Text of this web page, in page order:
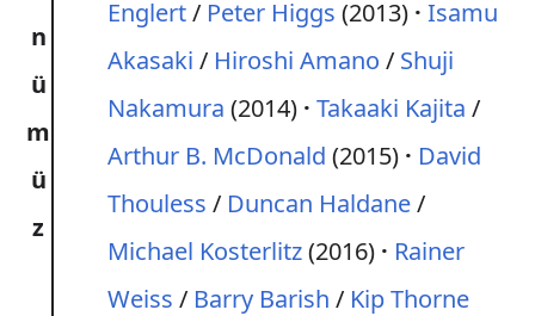
n
ü
m
ü
z
Englert/ Peter Higgs (2013) Isamu
Akasaki / Hiroshi Amano / Shuji
Nakamura (2014) Takaaki Kajita /
Arthur B. McDonald (2015)
David
Thouless / Duncan Haldane/
Michael Kosterlitz(2016)
Rainer
Weiss / Barry Barish / Kip Thorne